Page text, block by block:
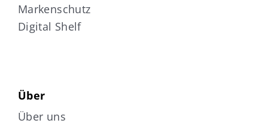
Markenschutz
Digital Shelf
Über
Über uns